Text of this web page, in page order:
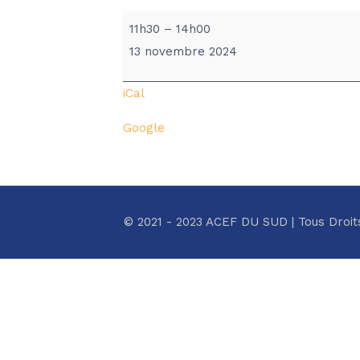
BPS/ACEF
DE
11h30 – 14h00
13 novembre 2024
iCal
Google
© 2021 - 2023 ACEF DU SUD | Tous